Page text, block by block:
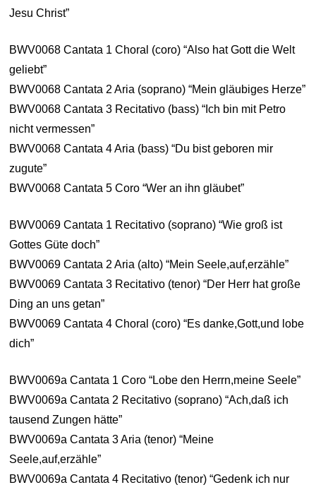
Jesu Christ”
BWV0068 Cantata 1 Choral (coro) “Also hat Gott die Welt
geliebt”
BWV0068 Cantata 2 Aria (soprano) “Mein gläubiges Herze”
BWV0068 Cantata 3 Recitativo (bass) “Ich bin mit Petro
nicht vermessen”
BWV0068 Cantata 4 Aria (bass) “Du bist geboren mir
zugute”
BWV0068 Cantata 5 Coro “Wer an ihn gläubet”
BWV0069 Cantata 1 Recitativo (soprano) “Wie groß ist
Gottes Güte doch”
BWV0069 Cantata 2 Aria (alto) “Mein Seele,auf,erzähle”
BWV0069 Cantata 3 Recitativo (tenor) “Der Herr hat große
Ding an uns getan”
BWV0069 Cantata 4 Choral (coro) “Es danke,Gott,und lobe
dich”
BWV0069a Cantata 1 Coro “Lobe den Herrn,meine Seele”
BWV0069a Cantata 2 Recitativo (soprano) “Ach,daß ich
tausend Zungen hätte”
BWV0069a Cantata 3 Aria (tenor) “Meine
Seele,auf,erzähle”
BWV0069a Cantata 4 Recitativo (tenor) “Gedenk ich nur